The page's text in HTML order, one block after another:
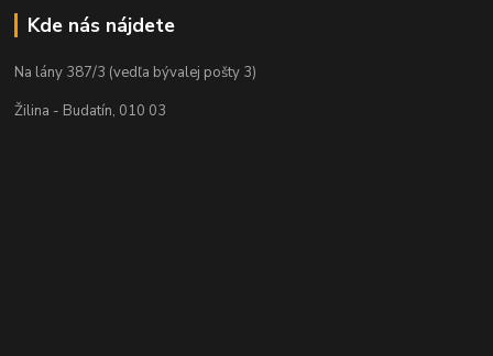
Kde nás nájdete
Na lány 387/3 (vedľa bývalej pošty 3)
Žilina - Budatín, 010 03